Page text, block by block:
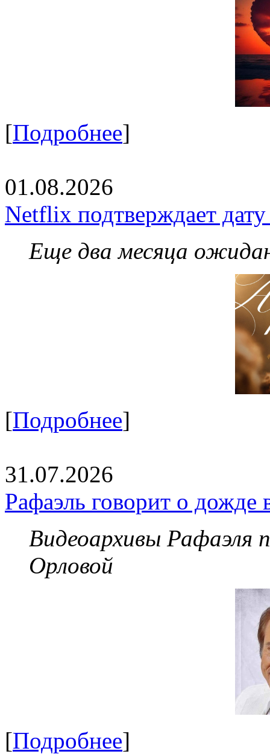
[Подробнее]
01.08.2026
Netflix подтверждает
Еще два месяца
[Подробнее]
31.07.2026
Рафаэль говорит о дожде
Видеоархивы Рафаэля
Орловой
[Подробнее]